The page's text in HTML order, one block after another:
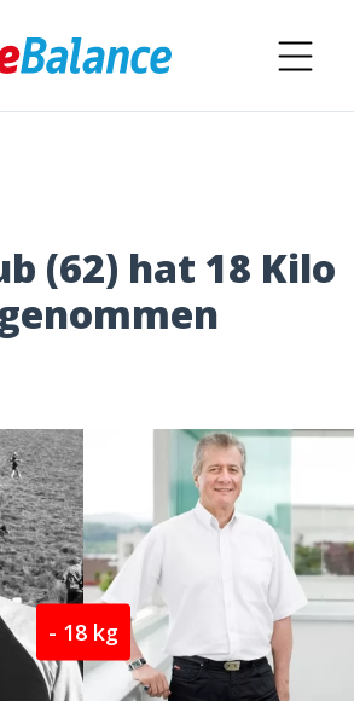
(62) hat 18 Kilo
- 18 kg